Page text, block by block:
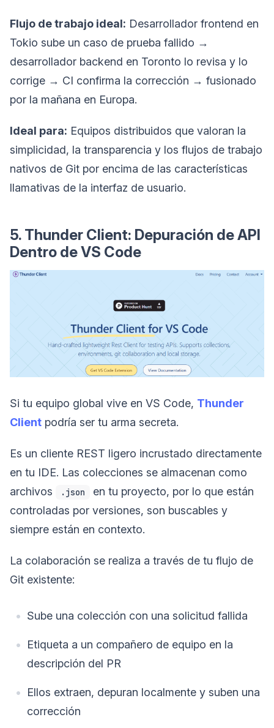
Flujo de trabajo ideal: Desarrollador frontend en
Tokio sube un caso de prueba fallido →
desarrollador backend en Toronto lo revisa y lo
corrige → CI confirma la corrección → fusionado
por la mañana en Europa.
Ideal para: Equipos distribuidos que valoran la
simplicidad, la transparencia y los flujos de trabajo
nativos de Git por encima de las características
llamativas de la interfaz de usuario.
5. Thunder Client: Depuración de API
Dentro de VS Code
Si tu equipo global vive en VS Code, Thunder
Client podría ser tu arma secreta.
Es un cliente REST ligero incrustado directamente
en tu IDE. Las colecciones se almacenan como
archivos
.json
en tu proyecto, por lo que están
controladas por versiones, son buscables y
siempre están en contexto.
La colaboración se realiza a través de tu flujo de
Git existente:
Sube una colección con una solicitud fallida
Etiqueta a un compañero de equipo en la
descripción del PR
Ellos extraen, depuran localmente y suben una
corrección